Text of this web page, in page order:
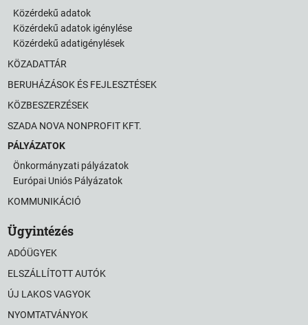
Közérdekű adatok
Közérdekű adatok igénylése
Közérdekű adatigénylések
KÖZADATTÁR
BERUHÁZÁSOK ÉS FEJLESZTÉSEK
KÖZBESZERZÉSEK
SZADA NOVA NONPROFIT KFT.
PÁLYÁZATOK
Önkormányzati pályázatok
Európai Uniós Pályázatok
KOMMUNIKÁCIÓ
Ügyintézés
ADÓÜGYEK
ELSZÁLLÍTOTT AUTÓK
ÚJ LAKOS VAGYOK
NYOMTATVÁNYOK